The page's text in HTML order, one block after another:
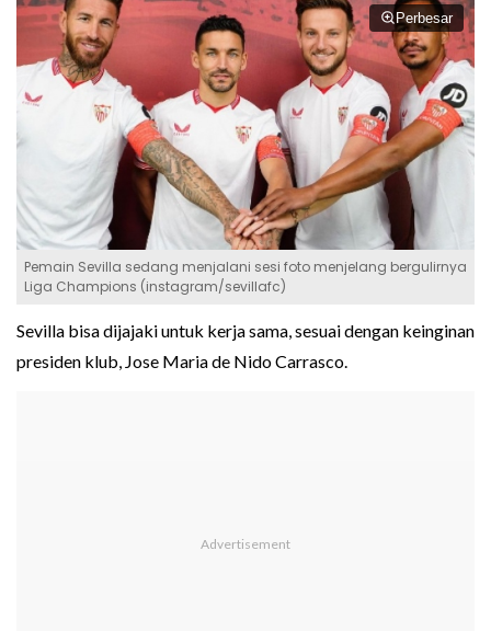
Perbesar
Pemain Sevilla sedang menjalani sesi foto menjelang bergulirnya
Liga Champions (instagram/sevillafc)
Sevilla bisa dijajaki untuk kerja sama, sesuai dengan keinginan
presiden klub, Jose Maria de Nido Carrasco.